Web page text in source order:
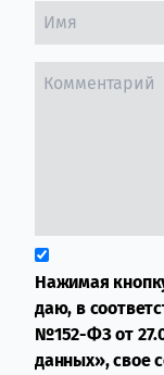
Нажимая
даю, в
№152-ФЗ от
данных», свое